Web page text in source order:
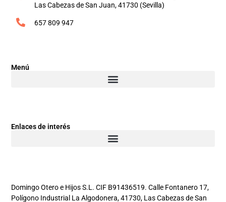
Las Cabezas de San Juan, 41730 (Sevilla)
657 809 947
Menú
Enlaces de interés
Domingo Otero e Hijos S.L. CIF B91436519. Calle Fontanero 17,
Polígono Industrial La Algodonera, 41730, Las Cabezas de San